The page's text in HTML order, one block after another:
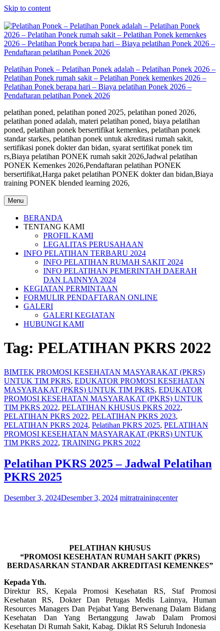
Skip to content
Pelatihan Ponek – Pelatihan Ponek adalah – Pelatihan Ponek 2026 –
Pelatihan Ponek rumah sakit – Pelatihan Ponek kemenkes 2026 –
Pelatihan Ponek berapa hari – Biaya pelatihan Ponek 2026 –
Pendaftaran pelatihan Ponek 2026
pelatihan poned, pelatihan poned 2025, pelatihan poned 2026,
pelatihan poned adalah, materi pelatihan poned, biaya pelatihan
poned, pelatihan ponek bersertifikat kemenkes, pelatihan ponek
standar starkes, pelatihan ponek untuk akreditasi rumah sakit,
sertifikasi ponek dokter dan bidan, syarat sertifikat ponek tim
rs,Biaya pelatihan PONEK rumah sakit 2026,Jadwal pelatihan
PONEK Kemenkes 2026,Pendaftaran pelatihan PONEK
bersertifikat,Harga paket pelatihan PONEK dokter dan bidan,Biaya
training PONEK blended learning 2026,
Menu
BERANDA
TENTANG KAMI
PROFIL KAMI
LEGALITAS PERUSAHAAN
INFO PELATIHAN TERBARU 2024
INFO PELATIHAN RUMAH SAKIT 2024
INFO PELATIHAN PEMERINTAH DAERAH
DAN LAINNYA 2024
KEGIATAN PERMINTAAN
FORMULIR PENDAFTARAN ONLINE
GALERI
GALERI KEGIATAN
HUBUNGI KAMI
Tag: PELATIHAN PKRS 2022
BIMTEK PROMOSI KESEHATAN MASYARAKAT (PKRS)
UNTUK TIM PKRS, EDUKATOR PROMOSI KESEHATAN
MASYARAKAT (PKRS) UNTUK TIM PKRS, EDUKATOR
PROMOSI KESEHATAN MASYARAKAT (PKRS) UNTUK
TIM PKRS 2022, PELATIHAN KHUSUS PKRS 2022,
PELATIHAN PKRS 2022, PELATIHAN PKRS 2023,
PELATIHAN PKRS 2024, Pelatihan PKRS 2025, PELATIHAN
PROMOSI KESEHATAN MASYARAKAT (PKRS) UNTUK
TIM PKRS 2022, TRAINING PKRS 2022
Pelatihan PKRS 2025 – Jadwal Pelatihan
PKRS 2025
Desember 3, 2024Desember 3, 2024 mitratrainingcenter
PELATIHAN KHUSUS
“PROMOSI KESEHATAN RUMAH SAKIT (PKRS)
BERDASARKAN STANDAR AKREDITASI KEMENKES”
Kepada Yth.
Direktur RS, Kepala Promosi Kesehatan RS, Staf Promosi
Kesehatan RS, Dokter Dan Petugas Medis Lainnya, Human
Resources Managers Dan Pejabat Yang Berwenang Dalam Bidang
Kesehatan Dan Yang Bertanggung Jawab Dalam Promosi
Kesehatan Di Rumah Sakit, Kabag. Diklat RS Seluruh Indonesia